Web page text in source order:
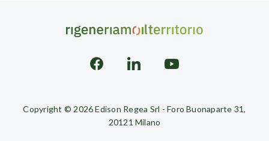
Copyright © 2026 Edison Regea Srl - Foro Buonaparte 31,
20121 Milano